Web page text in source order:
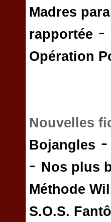
Madres
rapportée -
Opération
Nouvelles
Bojangles -
- Nos plus
Méthode
S.O.S.